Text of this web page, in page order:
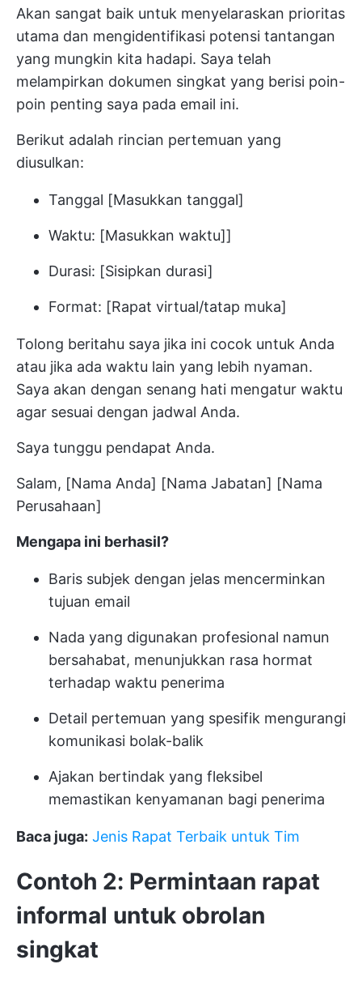
Akan sangat baik untuk menyelaraskan prioritas
utama dan mengidentifikasi potensi tantangan
yang mungkin kita hadapi. Saya telah
melampirkan dokumen singkat yang berisi poin-
poin penting saya pada email ini.
Berikut adalah rincian pertemuan yang
diusulkan:
Tanggal [Masukkan tanggal]
Waktu: [Masukkan waktu]]
Durasi: [Sisipkan durasi]
Format: [Rapat virtual/tatap muka]
Tolong beritahu saya jika ini cocok untuk Anda
atau jika ada waktu lain yang lebih nyaman.
Saya akan dengan senang hati mengatur waktu
agar sesuai dengan jadwal Anda.
Saya tunggu pendapat Anda.
Salam, [Nama Anda] [Nama Jabatan] [Nama
Perusahaan]
Mengapa ini berhasil?
Baris subjek dengan jelas mencerminkan
tujuan email
Nada yang digunakan profesional namun
bersahabat, menunjukkan rasa hormat
terhadap waktu penerima
Detail pertemuan yang spesifik mengurangi
komunikasi bolak-balik
Ajakan bertindak yang fleksibel
memastikan kenyamanan bagi penerima
Baca juga: Jenis Rapat Terbaik untuk Tim
Contoh 2: Permintaan rapat
informal untuk obrolan
singkat